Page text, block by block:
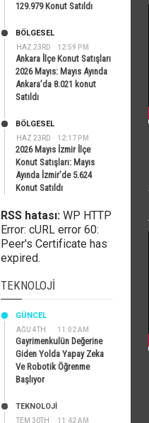
129.979 Konut Satıldı
HAZ 23RD 12:59 PM
BÖLGESEL
Ankara İlçe Konut Satışları
2026 Mayıs: Mayıs Ayında
Ankara’da 8.021 konut
Satıldı
HAZ 23RD 12:17 PM
BÖLGESEL
2026 Mayıs İzmir İlçe
Konut Satışları: Mayıs
Ayında İzmir’de 5.624
Konut Satıldı
RSS hatası: WP HTTP
Error: cURL error 60:
Peer's Certificate has
expired.
TEKNOLOJI
AĞU 4TH 11:02 AM
GÜNCEL
Gayrimenkulün Değerine
Giden Yolda Yapay Zeka
Ve Robotik Öğrenme
Başlıyor
TEM 30TH 11:42 AM
TEKNOLOJİ